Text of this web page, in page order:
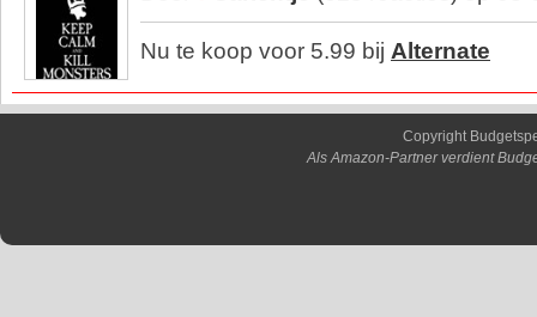
Nu te koop voor 5.99 bij Alternate
Copyright
Als Amazon-Partner verdient